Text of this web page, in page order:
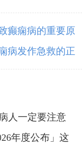
癫痫病的重要原
病发作急救的正
人一定要注意
年度公布」这